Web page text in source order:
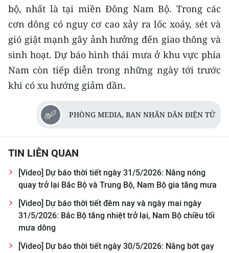
Ảnh
Infographic
TIN MỚI
TIN ĐỊA PHƯƠNG
Trung du và miền núi phía Bắc
Đồng bằng sông Hồng
Duyên hải Nam Trung Bộ và Tây
Nguyên
Đông Nam Bộ
Đồng bằng sông Cửu Long
bộ, nhất là tại miền Đông Nam Bộ. Trong các
cơn dông có nguy cơ cao xảy ra lốc xoáy, sét và
gió giật mạnh gây ảnh hưởng đến giao thông và
sinh hoạt. Dự báo hình thái mưa ở khu vực phía
Nam còn tiếp diễn trong những ngày tới trước
khi có xu hướng giảm dần.
PHÒNG MEDIA, BAN NHÂN DÂN ĐIỆN TỬ
TIN LIÊN QUAN
[Video] Dự báo thời tiết ngày 31/5/2026: Nắng nóng
quay trở lại Bắc Bộ và Trung Bộ, Nam Bộ gia tăng mưa
[Video] Dự báo thời tiết đêm nay và ngày mai ngày
31/5/2026: Bắc Bộ tăng nhiệt trở lại, Nam Bộ chiều tối
mưa dông
[Video] Dự báo thời tiết ngày 30/5/2026: Nắng bớt gay